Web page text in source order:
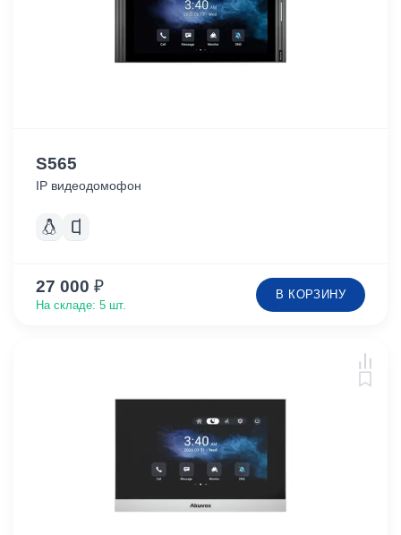
S565
IP видеодомофон
27 000 ₽
На складе: 5 шт.
В КОРЗИНУ